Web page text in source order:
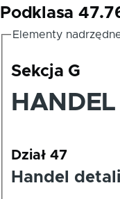
Podklasa
Elementy
Sekcja G
Dział 47
Handel